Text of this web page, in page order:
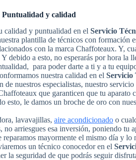
Puntualidad y calidad
calidad y puntualidad en el Servicio
plantilla de técnicos con formación
con la marca Chaffoteaux. Y,
debido a esto, no esperarás por hora la
para poder darte a ti y a tu
nuestra calidad en el Servicio
de nuestros especialistas, nuestro
que garanticen que tu aparato
le damos un broche de oro con
lavavajillas, aire acondicionado o
no arriesgues esa inversión, poniendo tu
mayormente el mismo día y lo
un técnico conocedor en el
la seguridad de que podrás seguir